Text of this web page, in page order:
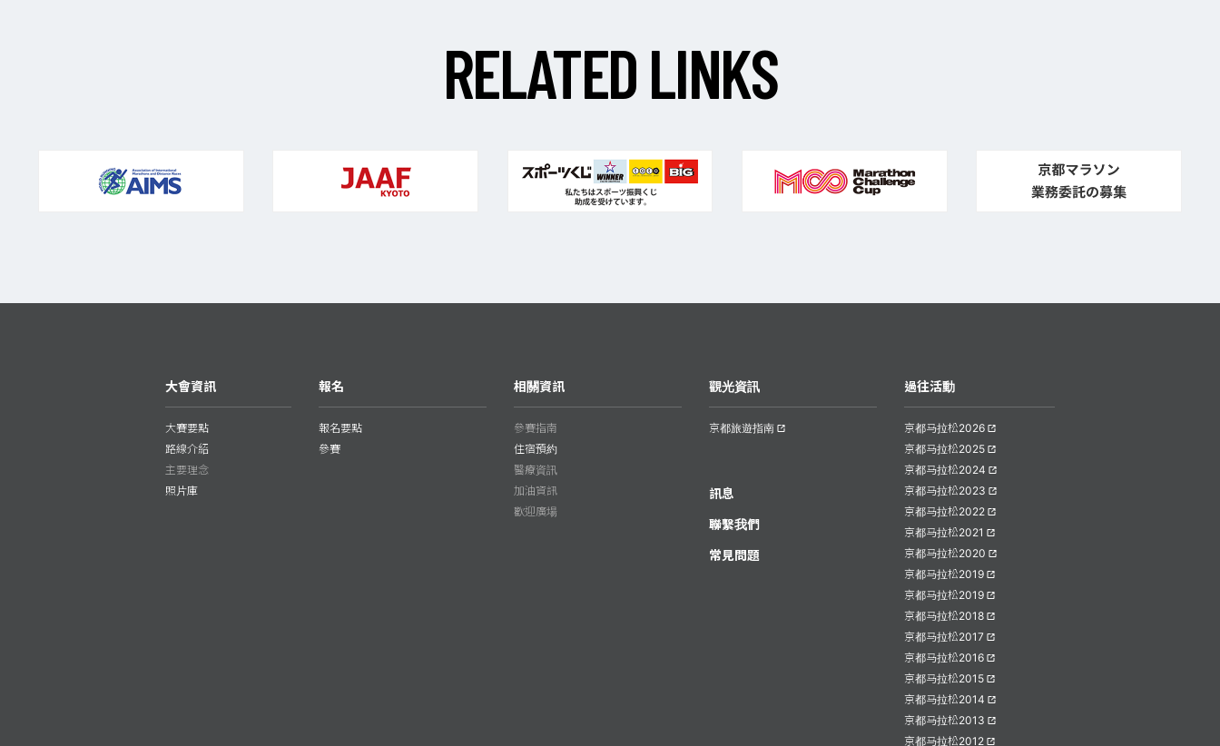
RELATEDLINKS
大會資訊
大賽要點
路線介紹
主要理念
照片庫
報名
報名要點
參賽
相關資訊
參賽指南
住宿預約
醫療資訊
加油資訊
歡迎廣場
觀光資訊
京都旅遊指南
訊息
聯繫我們
常見問題
過往活動
京都马拉松2026
京都马拉松2025
京都马拉松2024
京都马拉松2023
京都马拉松2022
京都马拉松2021
京都马拉松2020
京都马拉松2019
京都马拉松2019
京都马拉松2018
京都马拉松2017
京都马拉松2016
京都马拉松2015
京都马拉松2014
京都马拉松2013
京都马拉松2012